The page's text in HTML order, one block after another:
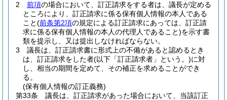
2
前項の場合において、訂正請求をする者は、議長が定める
ところにより、訂正請求に係る保有個人情報の本人である
こと(前条第2項の規定による訂正請求にあっては、訂正請
求に係る保有個人情報の本人の代理人であること)を示す書
類を提示し、又は提出しなければならない。
3
議長は、訂正請求書に形式上の不備があると認めるとき
は、訂正請求をした者(以下「訂正請求者」という。)に対
し、相当の期間を定めて、その補正を求めることができ
る。
(保有個人情報の訂正義務)
第33条
議長は、訂正請求があった場合において、当該訂正